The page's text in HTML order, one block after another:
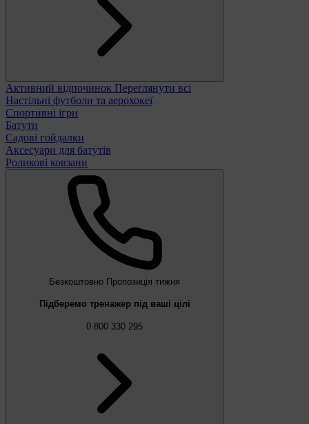
Активний відпочинок Переглянути всі
Настільні футболи та аерохокеї
Спортивні ігри
Батути
Садові гойдалки
Аксесуари для батутів
Роликові ковзани
Безкоштовно Пропозиція тижня
Підберемо тренажер під ваші цілі
0 800 330 295